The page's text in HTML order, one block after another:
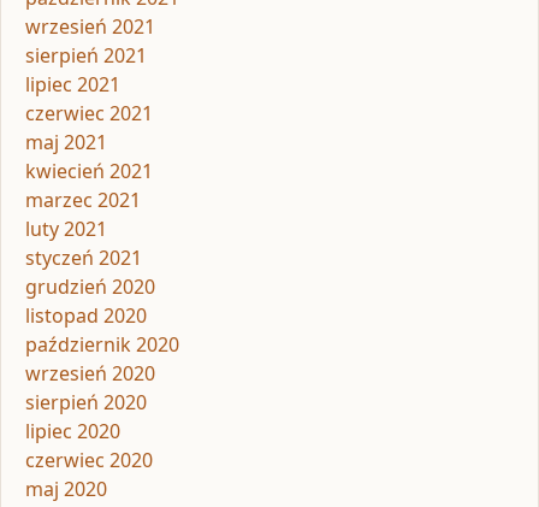
wrzesień 2021
sierpień 2021
lipiec 2021
czerwiec 2021
maj 2021
kwiecień 2021
marzec 2021
luty 2021
styczeń 2021
grudzień 2020
listopad 2020
październik 2020
wrzesień 2020
sierpień 2020
lipiec 2020
czerwiec 2020
maj 2020